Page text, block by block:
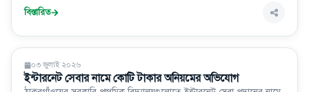
দিবাগত শেষ রাতে জামালপুর ইউনিয়নের পূর্বপারপুগী এলাকা থেকে তাঁদের
বিস্তারিত
সারা দেশ
০৩ জুলাই ২০২৬
ইন্টারনেট সেবার নামে কোটি টাকার অনিয়মের অভিযোগ